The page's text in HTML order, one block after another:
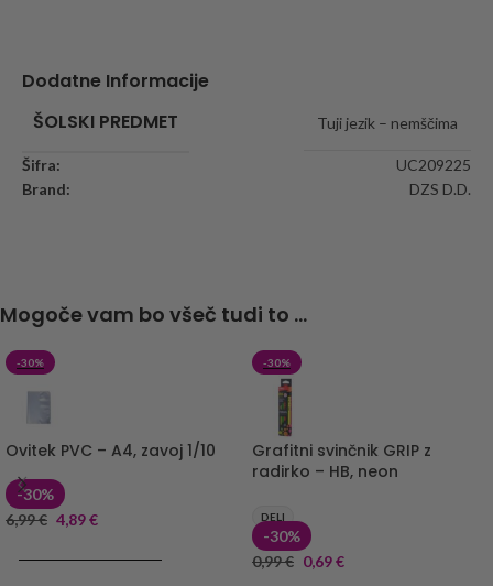
Dodatne Informacije
ŠOLSKI PREDMET
Tuji jezik – nemščima
Šifra:
UC209225
Brand:
DZS D.D.
Mogoče vam bo všeč tudi to ...
-30%
Ovitek PVC – A4, zavoj 1/10
-30%
6,99€ 4,89€
-30%
Grafitni svinčnik GRIP z
radirko – HB, neon
DELI
-30%
0,99€ 0,69€